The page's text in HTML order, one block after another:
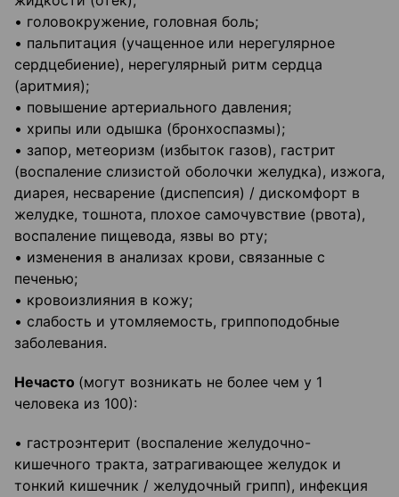
• головокружение, головная боль;
• пальпитация (учащенное или нерегулярное
сердцебиение), нерегулярный ритм сердца
(аритмия);
• повышение артериального давления;
• хрипы или одышка (бронхоспазмы);
• запор, метеоризм (избыток газов), гастрит
(воспаление слизистой оболочки желудка), изжога,
диарея, несварение (диспепсия) / дискомфорт в
желудке, тошнота, плохое самочувствие (рвота),
воспаление пищевода, язвы во рту;
• изменения в анализах крови, связанные с
печенью;
• кровоизлияния в кожу;
• слабость и утомляемость, гриппоподобные
заболевания.
Нечасто (могут возникать не более чем у 1
человека из 100):
• гастроэнтерит (воспаление желудочно-
кишечного тракта, затрагивающее желудок и
тонкий кишечник / желудочный грипп), инфекция